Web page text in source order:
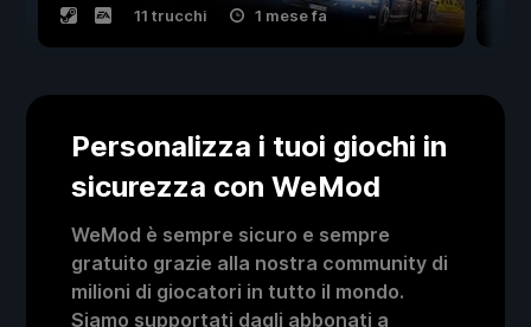
11 trucchi 1 mese fa
Personalizza i tuoi giochi in
sicurezza con WeMod
WeMod è sempre sicuro e sempre
gratuito grazie alla nostra community di
milioni di giocatori in tutto il mondo.
Siamo supportati dagli abbonati a